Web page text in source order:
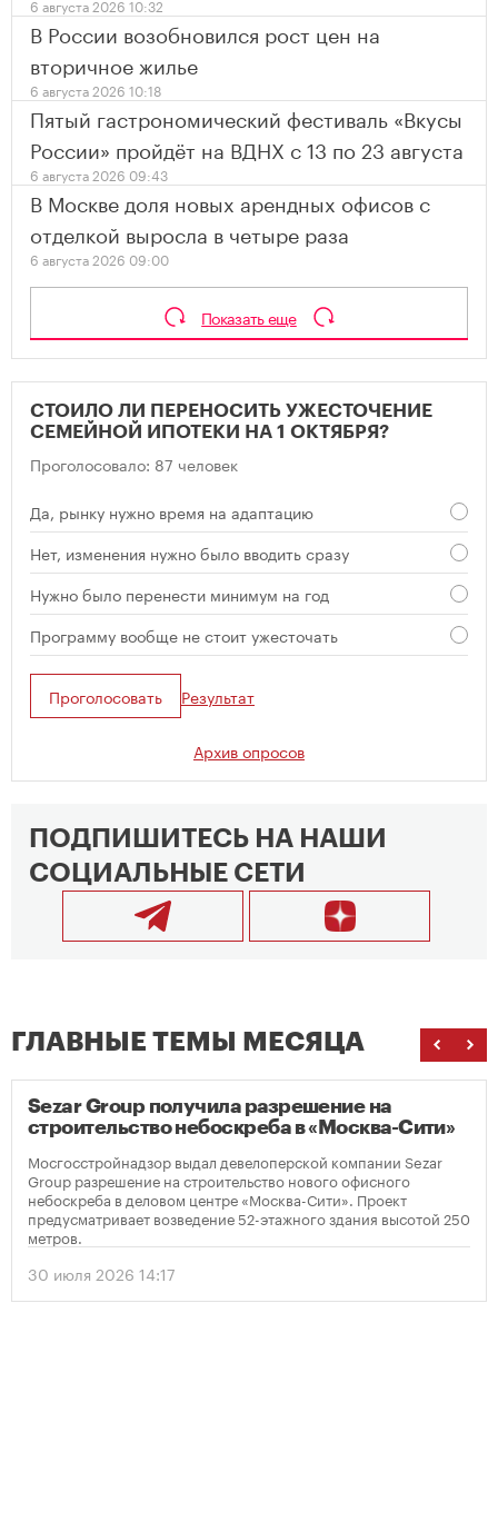
6 августа 2026 10:32
В России возобновился рост цен на
вторичное жилье
6 августа 2026 10:18
Пятый гастрономический фестиваль «Вкусы
России» пройдёт на ВДНХ с 13 по 23 августа
6 августа 2026 09:43
В Москве доля новых арендных офисов с
отделкой выросла в четыре раза
6 августа 2026 09:00
Показать еще
СТОИЛО ЛИ ПЕРЕНОСИТЬ УЖЕСТОЧЕНИЕ
СЕМЕЙНОЙ ИПОТЕКИ НА 1 ОКТЯБРЯ?
Проголосовало: 87 человек
Да, рынку нужно время на адаптацию
Нет, изменения нужно было вводить сразу
Нужно было перенести минимум на год
Программу вообще не стоит ужесточать
Проголосовать Результат
Архив опросов
ПОДПИШИТЕСЬ НА НАШИ
СОЦИАЛЬНЫЕ СЕТИ
ГЛАВНЫЕ ТЕМЫ МЕСЯЦА
Sezar Group получила разрешение на
строительство небоскреба в «Москва-Сити»
Мосгосстройнадзор выдал девелоперской компании Sezar
Group разрешение на строительство нового офисного
небоскреба в деловом центре «Москва-Сити». Проект
предусматривает возведение 52-этажного здания высотой 250
метров.
30 июля 2026 14:17